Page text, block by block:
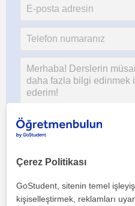
Her iki düğmeye tıklayarak,
Çerez Politikası
GoStudent, sitenin temel
kişiselleştirmek, reklamları